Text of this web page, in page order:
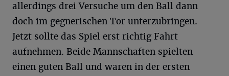
allerdings drei Versuche um den Ball dann
doch im gegnerischen Tor unterzubringen.
Jetzt sollte das Spiel erst richtig Fahrt
aufnehmen. Beide Mannschaften spielten
einen guten Ball und waren in der ersten